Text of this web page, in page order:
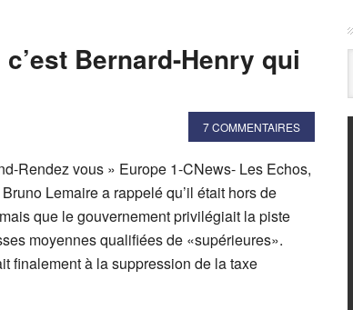
Bernard-Henry qui
7 COMMENTAIRES
Rendez vous » Europe 1-CNews- Les Echos,
Lemaire a rappelé qu’il était hors de
que le gouvernement privilégiait la piste
moyennes qualifiées de «supérieures».
finalement à la suppression de la taxe